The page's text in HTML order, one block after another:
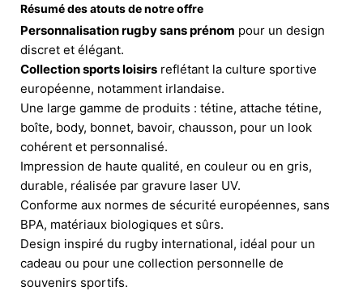
Résumé des atouts de notre offre
Personnalisation rugby sans prénom pour un design
discret et élégant.
Collection sports loisirs reflétant la culture sportive
européenne, notamment irlandaise.
Une large gamme de produits : tétine, attache tétine,
boîte, body, bonnet, bavoir, chausson, pour un look
cohérent et personnalisé.
Impression de haute qualité, en couleur ou en gris,
durable, réalisée par gravure laser UV.
Conforme aux normes de sécurité européennes, sans
BPA, matériaux biologiques et sûrs.
Design inspiré du rugby international, idéal pour un
cadeau ou pour une collection personnelle de
souvenirs sportifs.